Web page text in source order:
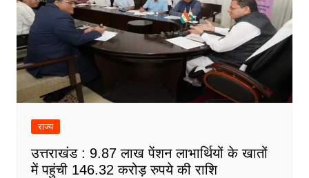
राज्य
उत्तराखंड : 9.87 लाख पेंशन लाभार्थियों के खातों
में पहुंची 146.32 करोड़ रुपये की राशि